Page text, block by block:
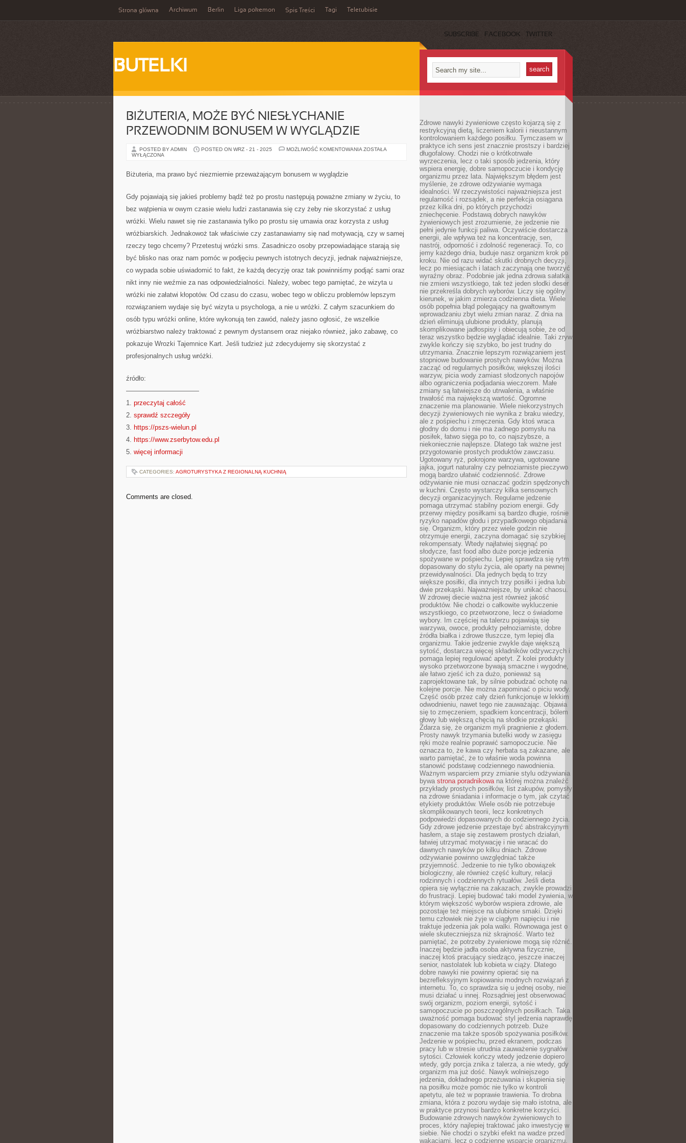
Strona główna Archiwum Berlin Liga pokemon Spis Treści Tagi Teletubisie
SUBSCRIBE FACEBOOK TWITTER
BUTELKI
BIŻUTERIA, MOŻE BYĆ NIESŁYCHANIE
PRZEWODNIM BONUSEM W WYGLĄDZIE
POSTED BY ADMIN POSTED ON WRZ - 21 - 2025 MOŻLIWOŚĆ KOMENTOWANIA BIŻUTERIA,
ZOSTAŁA
WYŁĄCZONA
Biżuteria, ma prawo być niezmiernie przeważającym bonusem w wyglądzie
Gdy pojawiają się jakieś problemy bądź też po prostu następują poważne zmiany w życiu, to
bez wątpienia w owym czasie wielu ludzi zastanawia się czy żeby nie skorzystać z usług
wróżki. Wielu nawet się nie zastanawia tylko po prostu się umawia oraz korzysta z usług
wróżbiarskich. Jednakowoż tak właściwie czy zastanawiamy się nad motywacją, czy w samej
rzeczy tego chcemy? Przetestuj wrózki sms. Zasadniczo osoby przepowiadające starają się
być blisko nas oraz nam pomóc w podjęciu pewnych istotnych decyzji, jednak najważniejsze,
co wypada sobie uświadomić to fakt, że każdą decyzję oraz tak powinniśmy podjąć sami oraz
nikt inny nie weźmie za nas odpowiedzialności. Należy, wobec tego pamiętać, że wizyta u
wróżki nie załatwi kłopotów. Od czasu do czasu, wobec tego w obliczu problemów lepszym
rozwiązaniem wydaje się być wizyta u psychologa, a nie u wróżki. Z całym szacunkiem do
osób typu wróżki online, które wykonują ten zawód, należy jasno ogłosić, że wszelkie
wróżbiarstwo należy traktować z pewnym dystansem oraz niejako również, jako zabawę, co
pokazuje Wrozki Tajemnice Kart. Jeśli tudzież już zdecydujemy się skorzystać z
profesjonalnych usług wróżki.
źródło:
———————————
1. przeczytaj całość
2. sprawdź szczegóły
3. https://pszs-wielun.pl
4. https://www.zserbytow.edu.pl
5. więcej informacji
CATEGORIES: AGROTURYSTYKA Z REGIONALNĄ KUCHNIĄ
Comments are closed.
Zdrowe nawyki żywieniowe często kojarzą się z
restrykcyjną dietą, liczeniem kalorii i nieustannym
kontrolowaniem każdego posiłku. Tymczasem w
praktyce ich sens jest znacznie prostszy i bardziej
długofalowy. Chodzi nie o krótkotrwałe
wyrzeczenia, lecz o taki sposób jedzenia, który
wspiera energię, dobre samopoczucie i kondycję
organizmu przez lata. Największym błędem jest
myślenie, że zdrowe odżywianie wymaga
idealności. W rzeczywistości najważniejsza jest
regularność i rozsądek, a nie perfekcja osiągana
przez kilka dni, po których przychodzi
zniechęcenie. Podstawą dobrych nawyków
żywieniowych jest zrozumienie, że jedzenie nie
pełni jedynie funkcji paliwa. Oczywiście dostarcza
energii, ale wpływa też na koncentrację, sen,
nastrój, odporność i zdolność regeneracji. To, co
jemy każdego dnia, buduje nasz organizm krok po
kroku. Nie od razu widać skutki drobnych decyzji,
lecz po miesiącach i latach zaczynają one tworzyć
wyraźny obraz. Podobnie jak jedna zdrowa sałatka
nie zmieni wszystkiego, tak też jeden słodki deser
nie przekreśla dobrych wyborów. Liczy się ogólny
kierunek, w jakim zmierza codzienna dieta. Wiele
osób popełnia błąd polegający na gwałtownym
wprowadzaniu zbyt wielu zmian naraz. Z dnia na
dzień eliminują ulubione produkty, planują
skomplikowane jadłospisy i obiecują sobie, że od
teraz wszystko będzie wyglądać idealnie. Taki zryw
zwykle kończy się szybko, bo jest trudny do
utrzymania. Znacznie lepszym rozwiązaniem jest
stopniowe budowanie prostych nawyków. Można
zacząć od regularnych posiłków, większej ilości
warzyw, picia wody zamiast słodzonych napojów
albo ograniczenia podjadania wieczorem. Małe
zmiany są łatwiejsze do utrwalenia, a właśnie
trwałość ma największą wartość. Ogromne
znaczenie ma planowanie. Wiele niekorzystnych
decyzji żywieniowych nie wynika z braku wiedzy,
ale z pośpiechu i zmęczenia. Gdy ktoś wraca
głodny do domu i nie ma żadnego pomysłu na
posiłek, łatwo sięga po to, co najszybsze, a
niekoniecznie najlepsze. Dlatego tak ważne jest
przygotowanie prostych produktów zawczasu.
Ugotowany ryż, pokrojone warzywa, ugotowane
jajka, jogurt naturalny czy pełnoziarniste pieczywo
mogą bardzo ułatwić codzienność. Zdrowe
odżywianie nie musi oznaczać godzin spędzonych
w kuchni. Często wystarczy kilka sensownych
decyzji organizacyjnych. Regularne jedzenie
pomaga utrzymać stabilny poziom energii. Gdy
przerwy między posiłkami są bardzo długie, rośnie
ryzyko napadów głodu i przypadkowego objadania
się. Organizm, który przez wiele godzin nie
otrzymuje energii, zaczyna domagać się szybkiej
rekompensaty. Wtedy najłatwiej sięgnąć po
słodycze, fast food albo duże porcje jedzenia
spożywane w pośpiechu. Lepiej sprawdza się rytm
dopasowany do stylu życia, ale oparty na pewnej
przewidywalności. Dla jednych będą to trzy
większe posiłki, dla innych trzy posiłki i jedna lub
dwie przekąski. Najważniejsze, by unikać chaosu.
W zdrowej diecie ważna jest również jakość
produktów. Nie chodzi o całkowite wykluczenie
wszystkiego, co przetworzone, lecz o świadome
wybory. Im częściej na talerzu pojawiają się
warzywa, owoce, produkty pełnoziarniste, dobre
źródła białka i zdrowe tłuszcze, tym lepiej dla
organizmu. Takie jedzenie zwykle daje większą
sytość, dostarcza więcej składników odżywczych i
pomaga lepiej regulować apetyt. Z kolei produkty
wysoko przetworzone bywają smaczne i wygodne,
ale łatwo zjeść ich za dużo, ponieważ są
zaprojektowane tak, by silnie pobudzać ochotę na
kolejne porcje. Nie można zapominać o piciu wody.
Część osób przez cały dzień funkcjonuje w lekkim
odwodnieniu, nawet tego nie zauważając. Objawia
się to zmęczeniem, spadkiem koncentracji, bólem
głowy lub większą chęcią na słodkie przekąski.
Zdarza się, że organizm myli pragnienie z głodem.
Prosty nawyk trzymania butelki wody w zasięgu
ręki może realnie poprawić samopoczucie. Nie
oznacza to, że kawa czy herbata są zakazane, ale
warto pamiętać, że to właśnie woda powinna
stanowić podstawę codziennego nawodnienia.
Ważnym wsparciem przy zmianie stylu odżywiania
bywa strona poradnikowana której można znaleźć
przykłady prostych posiłków, list zakupów, pomysły
na zdrowe śniadania i informacje o tym, jak czytać
etykiety produktów. Wiele osób nie potrzebuje
skomplikowanych teorii, lecz konkretnych
podpowiedzi dopasowanych do codziennego życia.
Gdy zdrowe jedzenie przestaje być abstrakcyjnym
hasłem, a staje się zestawem prostych działań,
łatwiej utrzymać motywację i nie wracać do
dawnych nawyków po kilku dniach. Zdrowe
odżywianie powinno uwzględniać także
przyjemność. Jedzenie to nie tylko obowiązek
biologiczny, ale również część kultury, relacji
rodzinnych i codziennych rytuałów. Jeśli dieta
opiera się wyłącznie na zakazach, zwykle prowadzi
do frustracji. Lepiej budować taki model żywienia, w
którym większość wyborów wspiera zdrowie, ale
pozostaje też miejsce na ulubione smaki. Dzięki
temu człowiek nie żyje w ciągłym napięciu i nie
traktuje jedzenia jak pola walki. Równowaga jest o
wiele skuteczniejsza niż skrajność. Warto też
pamiętać, że potrzeby żywieniowe mogą się różnić.
Inaczej będzie jadła osoba aktywna fizycznie,
inaczej ktoś pracujący siedząco, jeszcze inaczej
senior, nastolatek lub kobieta w ciąży. Dlatego
dobre nawyki nie powinny opierać się na
bezrefleksyjnym kopiowaniu modnych rozwiązań z
internetu. To, co sprawdza się u jednej osoby, nie
musi działać u innej. Rozsądniej jest obserwować
swój organizm, poziom energii, sytość i
samopoczucie po poszczególnych posiłkach. Taka
uważność pomaga budować styl jedzenia naprawdę
dopasowany do codziennych potrzeb. Duże
znaczenie ma także sposób spożywania posiłków.
Jedzenie w pośpiechu, przed ekranem, podczas
pracy lub w stresie utrudnia zauważenie sygnałów
sytości. Człowiek kończy wtedy jedzenie dopiero
wtedy, gdy porcja znika z talerza, a nie wtedy, gdy
organizm ma już dość. Nawyk wolniejszego
jedzenia, dokładnego przeżuwania i skupienia się
na posiłku może pomóc nie tylko w kontroli
apetytu, ale też w poprawie trawienia. To drobna
zmiana, która z pozoru wydaje się mało istotna, ale
w praktyce przynosi bardzo konkretne korzyści.
Budowanie zdrowych nawyków żywieniowych to
proces, który najlepiej traktować jako inwestycję w
siebie. Nie chodzi o szybki efekt na wadze przed
wakacjami, lecz o codzienne wsparcie organizmu,